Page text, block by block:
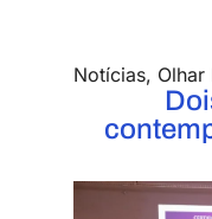
Notícias, Olhar